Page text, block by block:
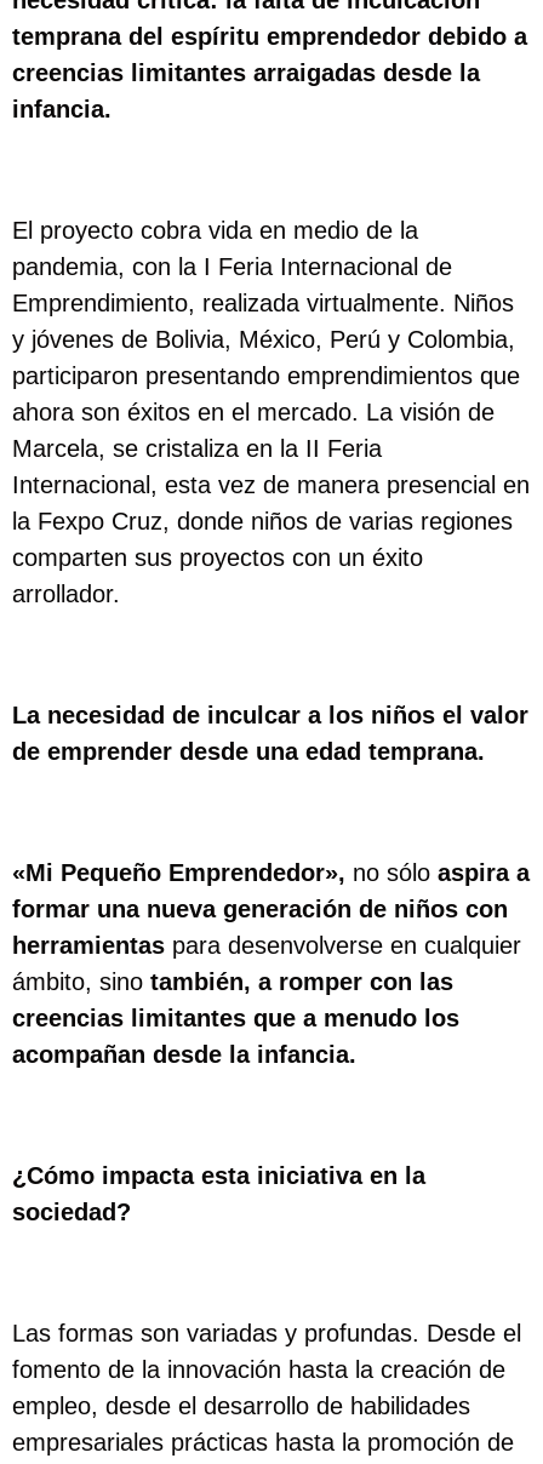
temprana del espíritu emprendedor debido a
creencias limitantes arraigadas desde la
infancia.
El proyecto cobra vida en medio de la
pandemia, con la I Feria Internacional de
Emprendimiento, realizada virtualmente. Niños
y jóvenes de Bolivia, México, Perú y Colombia,
participaron presentando emprendimientos que
ahora son éxitos en el mercado. La visión de
Marcela, se cristaliza en la II Feria
Internacional, esta vez de manera presencial en
la Fexpo Cruz, donde niños de varias regiones
comparten sus proyectos con un éxito
arrollador.
La necesidad de inculcar a los niños el valor
de emprender desde una edad temprana.
«Mi Pequeño Emprendedor», no sólo aspira a
formar una nueva generación de niños con
herramientas para desenvolverse en cualquier
ámbito, sino también, a romper con las
creencias limitantes que a menudo los
acompañan desde la infancia.
¿Cómo impacta esta iniciativa en la
sociedad?
Las formas son variadas y profundas. Desde el
fomento de la innovación hasta la creación de
empleo, desde el desarrollo de habilidades
empresariales prácticas hasta la promoción de